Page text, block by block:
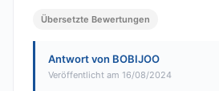
Übersetzte Bewertungen
Antwort von BOBIJOO
Veröffentlicht am 16/08/2024